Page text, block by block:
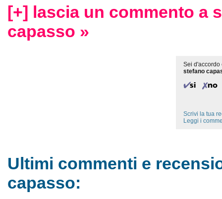
[+] lascia un commento a
capasso »
Sei d'accordo
stefano
Scrivi la tua
Leggi i
Ultimi commenti e
capasso: